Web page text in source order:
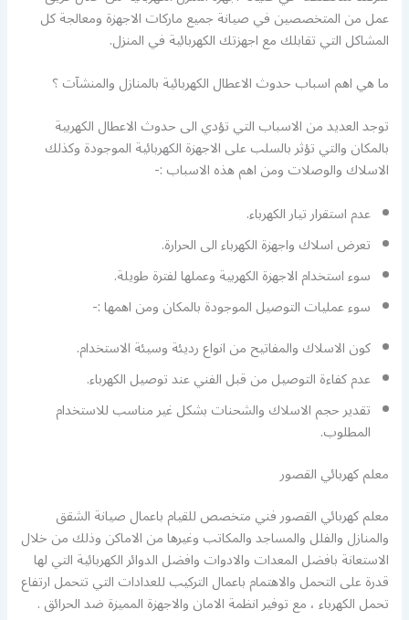
عمل من المتخصصين في صيانة جميع ماركات الاجهزة ومعالجة كل
المشاكل التي تقابلك مع اجهزتك الكهربائية في المنزل.
ما هي اهم اسباب حدوث الاعطال الكهربائية بالمنازل والمنشآت ؟
توجد العديد من الاسباب التي تؤدي الى حدوث الاعطال الكهربية
بالمكان والتي تؤثر بالسلب على الاجهزة الكهربائية الموجودة وكذلك
الاسلاك والوصلات ومن اهم هذه الاسباب :-
عدم استقرار تيار الكهرباء.
تعرض اسلاك واجهزة الكهرباء الى الحرارة.
سوء استخدام الاجهزة الكهربية وعملها لفترة طويلة.
سوء عمليات التوصيل الموجودة بالمكان ومن اهمها :-
كون الاسلاك والمفاتيح من انواع رديئة وسيئة الاستخدام.
عدم كفاءة التوصيل من قبل الفني عند توصيل الكهرباء.
تقدير حجم الاسلاك والشحنات بشكل غير مناسب للاستخدام
المطلوب.
معلم كهربائي القصور
معلم كهربائي القصور فني متخصص للقيام باعمال صيانة الشقق
والمنازل والفلل والمساجد والمكاتب وغيرها من الاماكن وذلك من خلال
الاستعانة بافضل المعدات والادوات وافضل الدوائر الكهربائية التي لها
قدرة على التحمل والاهتمام باعمال التركيب للعدادات التي تتحمل ارتفاع
تحمل الكهرباء ، مع توفير انظمة الامان والاجهزة المميزة ضد الحرائق .